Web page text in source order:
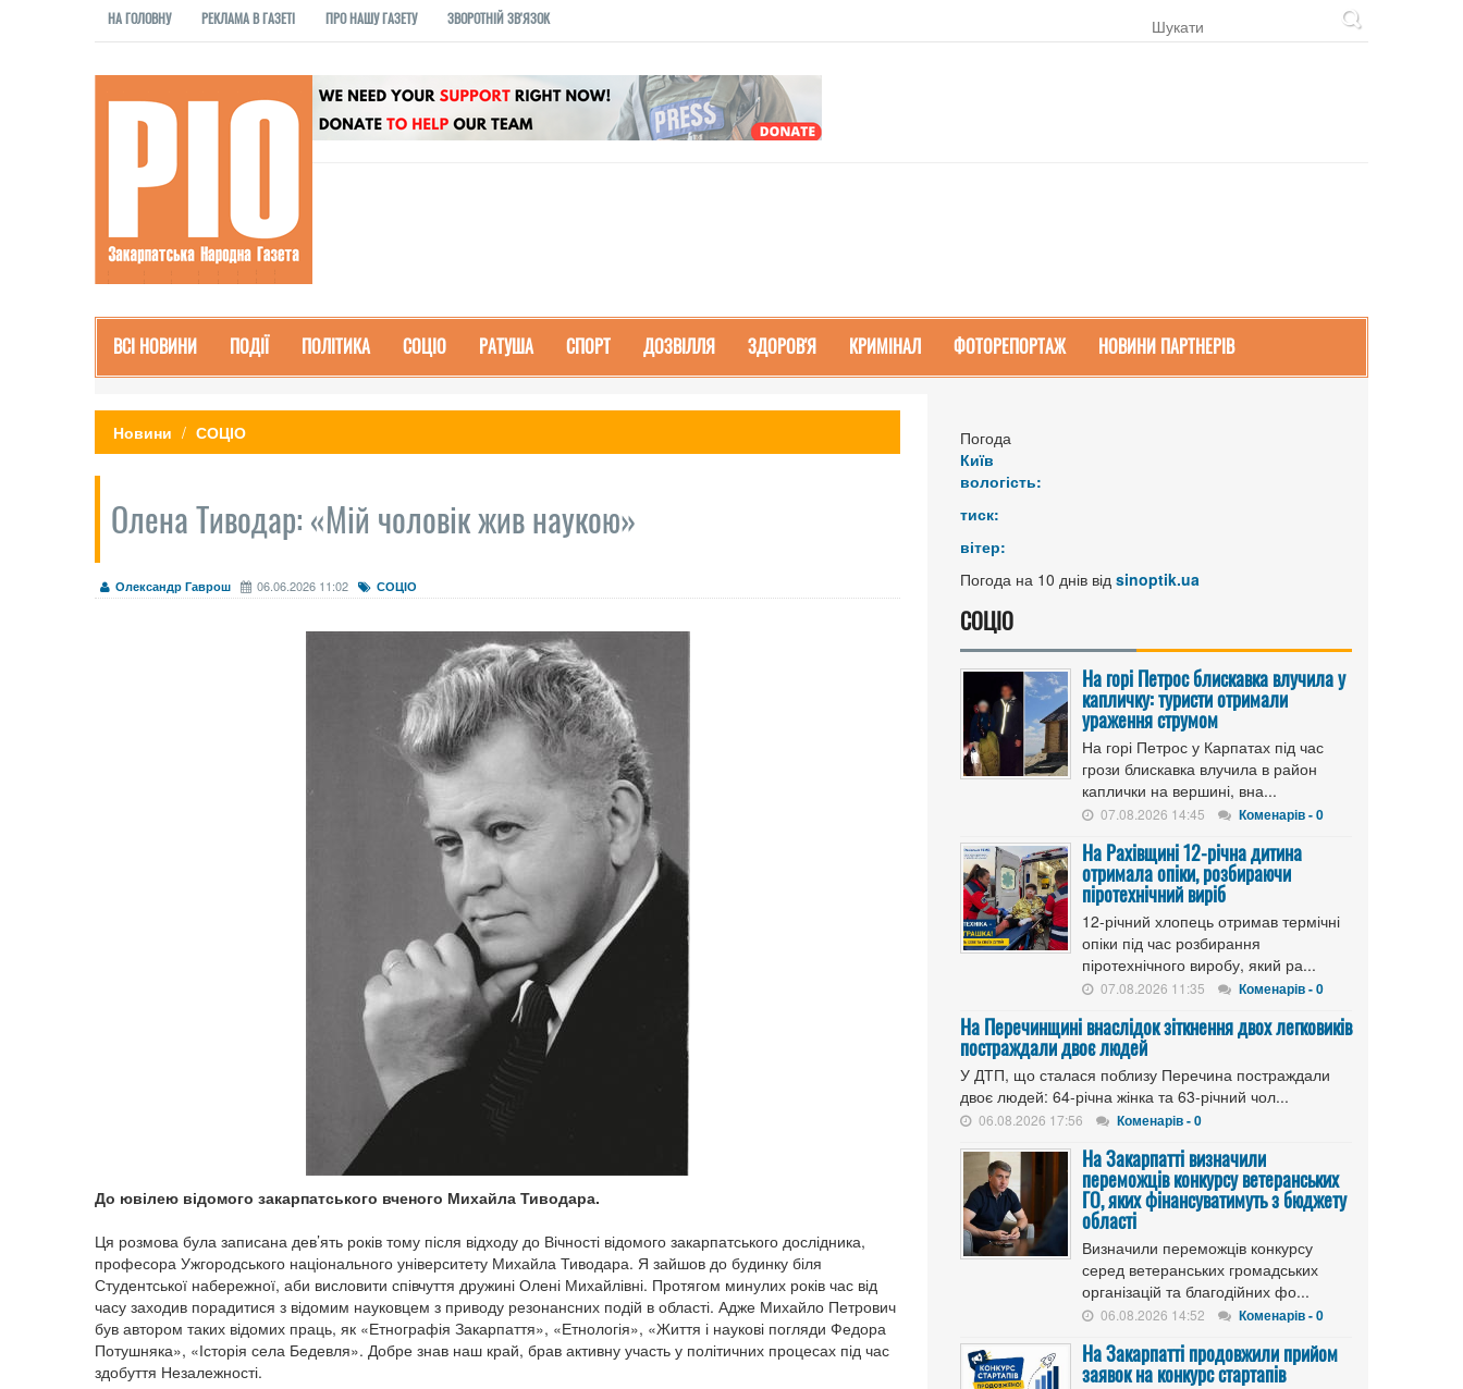
НА ГОЛОВНУ РЕКЛАМА В ГАЗЕТІ ПРО НАШУ ГАЗЕТУ ЗВОРОТНІЙ ЗВ'ЯЗОК
ВСІ НОВИНИ ПОДІЇ ПОЛІТИКА СОЦІО РАТУША СПОРТ ДОЗВІЛЛЯ ЗДОРОВ'Я КРИМІНАЛ ФОТОРЕПОРТАЖ НОВИНИ ПАРТНЕРІВ
Новини СОЦІО
Олена Тиводар: «Мій чоловік жив наукою»
Олександр Гаврош 06.06.2026 11:02 СОЦІО
До ювілею відомого закарпатського вченого Михайла Тиводара.
Ця розмова була записана дев’ять років тому після відходу до Вічності відомого закарпатського дослідника,
професора Ужгородського національного університету Михайла Тиводара. Я зайшов до будинку біля
Студентської набережної, аби висловити співчуття дружині Олені Михайлівні. Протягом минулих років час від
часу заходив порадитися з відомим науковцем з приводу резонансних подій в області. Адже Михайло Петрович
був автором таких відомих праць, як «Етнографія Закарпаття», «Етнологія», «Життя і наукові погляди Федора
Потушняка», «Історія села Бедевля». Добре знав наш край, брав активну участь у політичних процесах під час
здобуття Незалежності.
Погода
Київ
вологість:
тиск:
вітер:
Погода на 10 днів від sinoptik.ua
СОЦІО
На горі Петрос блискавка влучила у
капличку: туристи отримали
ураження струмом
На горі Петрос у Карпатах під час
грози блискавка влучила в район
каплички на вершині, вна...
07.08.2026 14:45 Коменарів - 0
На Рахівщині 12-річна дитина
отримала опіки, розбираючи
піротехнічний виріб
12-річний хлопець отримав термічні
опіки під час розбирання
піротехнічного виробу, який ра...
07.08.2026 11:35 Коменарів - 0
На Перечинщині внаслідок зіткнення двох легковиків
постраждали двоє людей
У ДТП, що сталася поблизу Перечина постраждали
двоє людей: 64-річна жінка та 63-річний чол...
06.08.2026 17:56 Коменарів - 0
На Закарпатті визначили
переможців конкурсу ветеранських
ГО, яких фінансуватимуть з бюджету
області
Визначили переможців конкурсу
серед ветеранських громадських
організацій та благодійних фо...
06.08.2026 14:52 Коменарів - 0
На Закарпатті продовжили прийом
заявок на конкурс стартапів